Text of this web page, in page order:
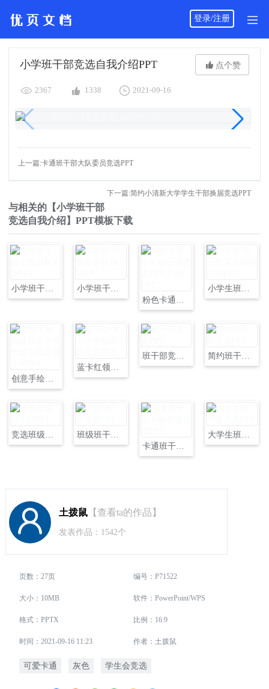
登录/注册
小学班干部竞选自我介绍PPT  点个赞
 2367  1338  2021-09-16
上一篇:卡通班干部大队委员竞选PPT
下一篇:简约小清新大学学生干部换届竞选PPT
与相关的【小学班干部
竞选自我介绍】PPT模板下载
小学班干部竞选自我介绍PPT
小学班干部竞选自我介绍PPT
粉色卡通小学班干部竞选自我介绍PPT
小学生班干部竞选自我介绍PPT
创意手绘剪纸风小学班干部竞选自我介绍PPT
蓝卡红领巾小学校班干部竞选PPT
班干部竞选PPT 简约班干部竞选PPT
竞选班级班干部PPT
班级班干部竞选PPT
卡通班干部大队委员竞选PPT
大学生班干部竞选PPT
土拨鼠【查看ta的作品】
发表作品：1542个
页数：27页 编号：P71522
大小：10MB 软件：PowerPoint/WPS
格式：PPTX 比例：16:9
时间：2021-09-16 11:23 作者：土拨鼠
可爱卡通 灰色 学生会竞选